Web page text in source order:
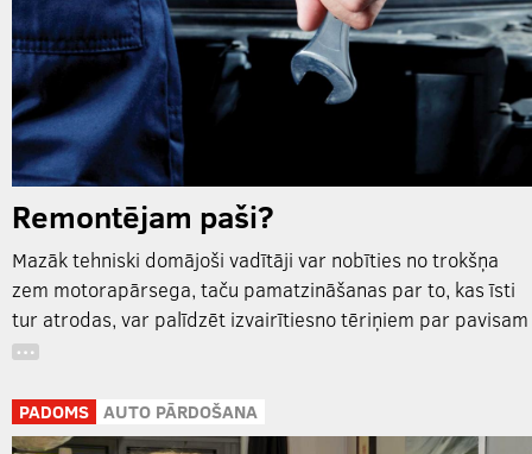
Remontējam paši?
Mazāk tehniski domājoši vadītāji var nobīties no trokšņa
zem motorapārsega, taču pamatzināšanas par to, kas īsti
tur atrodas, var palīdzēt izvairītiesno tēriņiem par pavisam
…
PADOMS AUTO PĀRDOŠANA